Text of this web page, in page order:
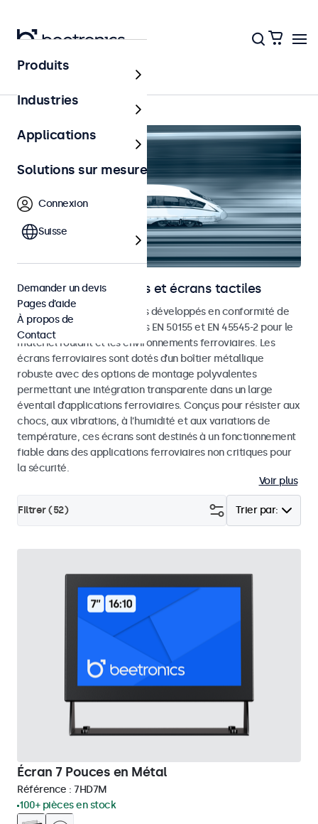
Accueil
Moniteurs ferroviaires et écrans tactiles
Moniteurs et écrans tactiles développés en conformité de
conception avec les normes EN 50155 et EN 45545-2 pour le
matériel roulant et les environnements ferroviaires. Les
écrans ferroviaires sont dotés d’un boîtier métallique
robuste avec des options de montage polyvalentes
permettant une intégration transparente dans un large
éventail d’applications ferroviaires. Conçus pour résister aux
chocs, aux vibrations, à l’humidité et aux variations de
température, ces écrans sont destinés à un fonctionnement
fiable dans des applications ferroviaires non critiques pour
la sécurité.
Voir plus
Trier par:
Filtrer (52)
Écran 7 Pouces en Métal
Référence : 7HD7M
100+ pièces en stock
Produits
Industries
Applications
Solutions sur mesure
Connexion
Suisse
Demander un devis
Pages d’aide
À propos de
Contact